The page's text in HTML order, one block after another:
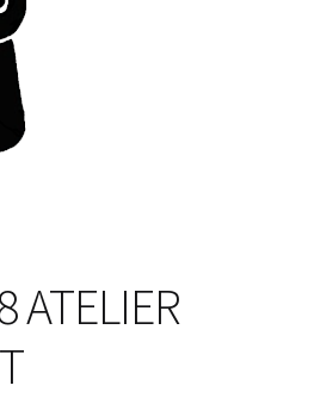
ATELIER